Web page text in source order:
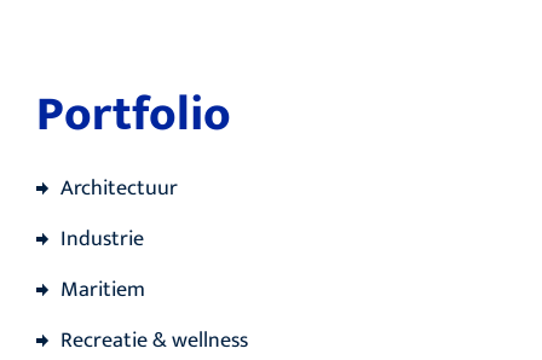
Portfolio
Architectuur
Industrie
Maritiem
Recreatie & wellness